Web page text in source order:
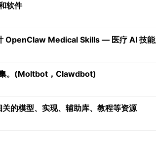
软件
OpenClaw Medical Skills — 医疗 AI 技
。(Moltbot，Clawdbot)
的模型、实现、辅助库、教程等资源